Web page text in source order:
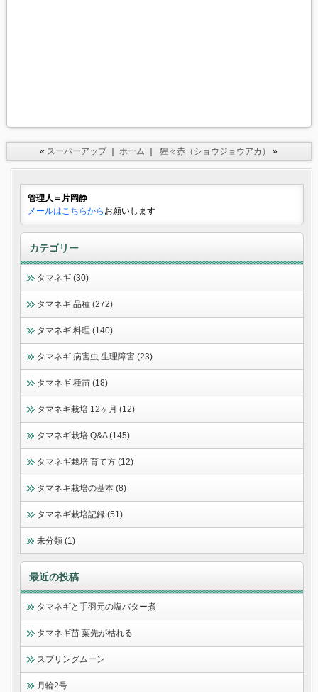
« スーパーアップ｜ホーム ｜猩々赤（ショウジョウアカ） »
管理人＝片岡静
メールはこちらから お願いします
カテゴリー
タマネギ (30)
タマネギ 品種 (272)
タマネギ 料理 (140)
タマネギ 病害虫 生理障害 (23)
タマネギ 種苗 (18)
タマネギ栽培 12ヶ月 (12)
タマネギ栽培 Q&A (145)
タマネギ栽培 育て方 (12)
タマネギ栽培の基本 (8)
タマネギ栽培記録 (51)
未分類 (1)
最近の投稿
タマネギと手羽元の塩バター煮
タマネギ苗 葉先が枯れる
スプリングムーン
月輪2号